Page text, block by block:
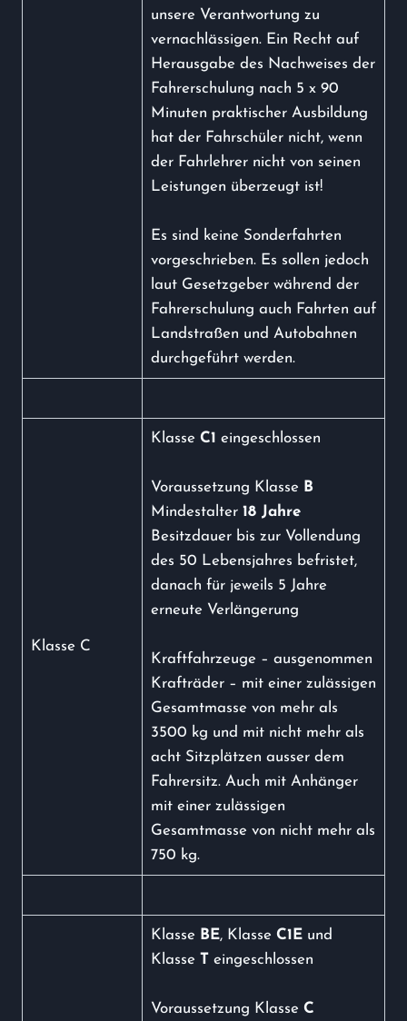
unsere Verantwortung zu
vernachlässigen. Ein Recht auf
Herausgabe des Nachweises der
Fahrerschulung nach 5 x 90
Minuten praktischer Ausbildung
hat der Fahrschüler nicht, wenn
der Fahrlehrer nicht von seinen
Leistungen überzeugt ist!
Es sind keine Sonderfahrten
vorgeschrieben. Es sollen jedoch
laut Gesetzgeber während der
Fahrerschulung auch Fahrten auf
Landstraßen und Autobahnen
durchgeführt werden.
Klasse C
Klasse C1 eingeschlossen
Voraussetzung Klasse B
Mindestalter 18 Jahre
Besitzdauer bis zur Vollendung
des 50 Lebensjahres befristet,
danach für jeweils 5 Jahre
erneute Verlängerung
Kraftfahrzeuge – ausgenommen
Krafträder – mit einer zulässigen
Gesamtmasse von mehr als
3500 kg und mit nicht mehr als
acht Sitzplätzen ausser dem
Fahrersitz. Auch mit Anhänger
mit einer zulässigen
Gesamtmasse von nicht mehr als
750 kg.
Klasse BE, Klasse C1Eund
Klasse Teingeschlossen
Voraussetzung Klasse C